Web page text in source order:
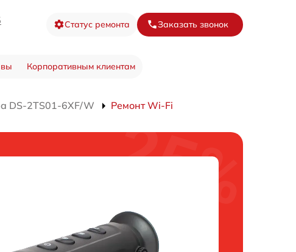
Статус ремонта Заказать звонок
Корпоративным клиентам
DS-2TS01-6XF/W Ремонт Wi-Fi